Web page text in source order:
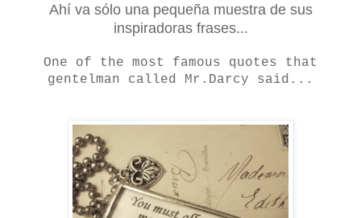
Ahí va sólo una pequeña muestra de sus
inspiradoras frases...
One of the most famous quotes that
gentelman called Mr.Darcy said...